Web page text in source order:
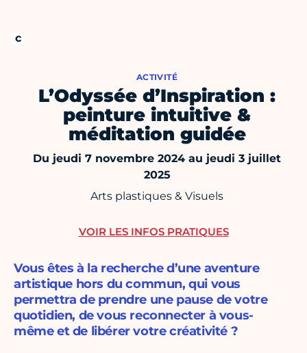
ACTIVITÉ
L’Odyssée d’Inspiration :
peinture intuitive &
méditation guidée
Du jeudi 7 novembre 2024 au jeudi 3 juillet
2025
Arts plastiques & Visuels
Vous êtes à la recherche d’une aventure
artistique hors du commun, qui vous
permettra de prendre une pause de votre
quotidien, de vous reconnecter à vous-
même et de libérer votre créativité ?
VOIR LES INFOS PRATIQUES